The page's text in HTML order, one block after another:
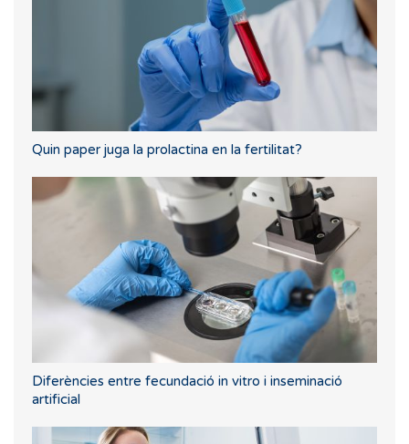
Quin paper juga la prolactina en la fertilitat?
Diferències entre fecundació in vitro i inseminació
artificial